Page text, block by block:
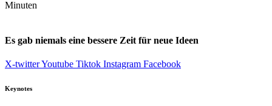
Minuten
Es gab niemals eine bessere Zeit für neue Ideen
X-twitterYoutube Tiktok Instagram Facebook
Keynotes